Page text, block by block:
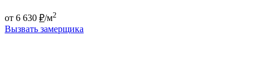
от 6 630 ₽/м2
Вызвать замерщика